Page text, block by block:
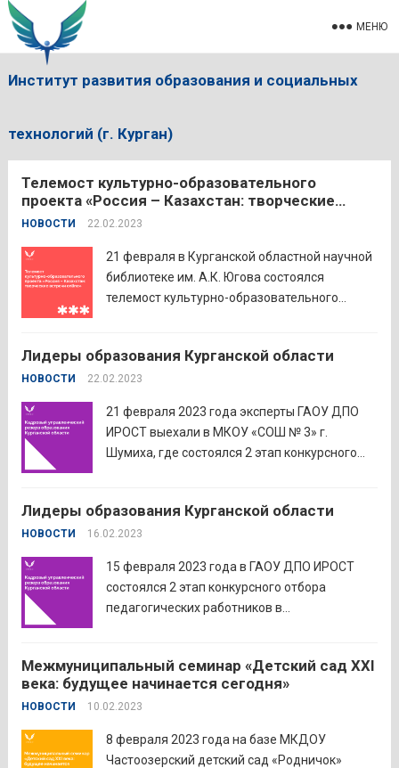
Институт развития образования и социальных
технологий (г. Курган)
МЕНЮ
Телемост культурно-образовательного
проекта «Россия – Казахстан: творческие
встречи online»
НОВОСТИ 22.02.2023
21 февраля в Курганской областной научной
библиотеке им. А.К. Югова состоялся
телемост культурно-образовательного
и наставника. Участниками встречи стали
сотрудники КОУНБ им. А.К. Югова, Северо-
научной библиотеки им.... Читать дальше
Лидеры образования Курганской области
НОВОСТИ 22.02.2023
21 февраля 2023 года эксперты ГАОУ ДПО
ИРОСТ выехали в МКОУ «СОШ № 3» г.
Шумиха, где состоялся 2 этап конкурсного
Курганской области. В ходе второго этапа
участникам было предложено решение
Лидеры образования Курганской области
НОВОСТИ 16.02.2023
15 февраля 2023 года в ГАОУ ДПО ИРОСТ
состоялся 2 этап конкурсного отбора
педагогических работников в
участие 80 педагогов города Кургана,
успешно прошедших тестирование на первом
этапе. На втором этапе участникам было...
Читать дальше
Межмуниципальный семинар «Детский сад XXI
века: будущее начинается сегодня»
НОВОСТИ 10.02.2023
8 февраля 2023 года на базе МКДОУ
Частоозерский детский сад «Родничок»